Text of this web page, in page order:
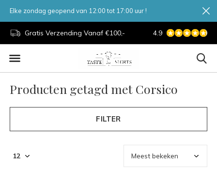
Gratis Verzending Vanaf €100,- 7 Dagen Per
4.9
Elke zondag geopend van 12:00 tot 17:00 uur !
Producten getagd met Corsico
FILTER